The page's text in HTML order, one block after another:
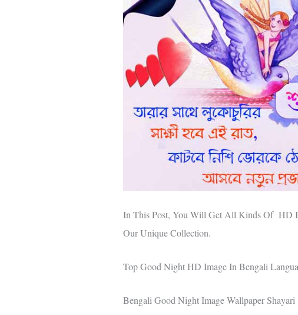
In This Post, You Will Get All Kinds Of HD
Our Unique Collection.
Top Good Night HD Image In Bengali
Bengali Good Night Image Wallpaper Shayari